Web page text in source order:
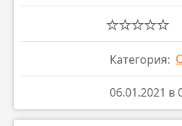
Категория:
06.01.2021 в